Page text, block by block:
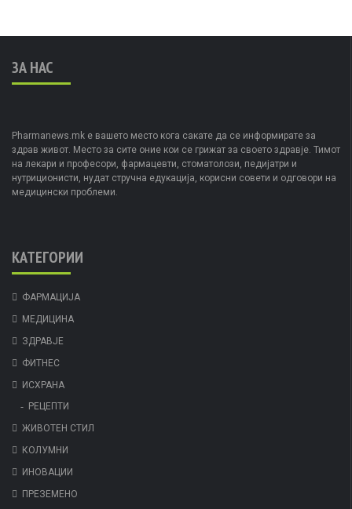
ЗА НАС
Pharmanews.mk е вашето место кога сакате да се информирате за
здрав живот. Место за сите оние кои се грижат за своето здравје. Тимот
на лекари и професори, фармацевти, стоматолози, педијатри и
нутриционисти, нудат стручна едукација, корисни совети и одговори на
медицински проблеми.
КАТЕГОРИИ
ФАРМАЦИЈА
МЕДИЦИНА
ЗДРАВЈЕ
ФИТНЕС
ИСХРАНА
РЕЦЕПТИ
ЖИВОТЕН СТИЛ
КОЛУМНИ
ИНОВАЦИИ
ПРЕЗЕМЕНО